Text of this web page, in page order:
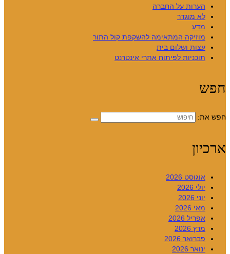
הערות על החברה
לא מוגדר
מדע
מוזיקה המתאימה להשקפת קול התור
עצות ושלום בית
תוכניות לפיתוח אתרי אינטרנט
חפש
חפש את:
ארכיון
אוגוסט 2026
יולי 2026
יוני 2026
מאי 2026
אפריל 2026
מרץ 2026
פברואר 2026
ינואר 2026